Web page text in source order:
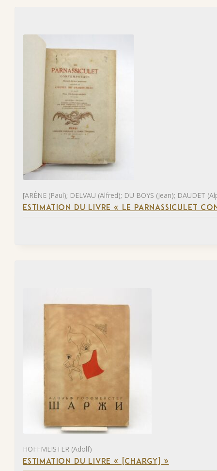
[ARÈNE (Paul); DELVAU (Alfred); DU BOYS (Jean); DAUDET
ESTIMATION DU LIVRE « LE PARNASSICULET
HOFFMEISTER (Adolf)
ESTIMATION DU LIVRE « [CHARGY] »